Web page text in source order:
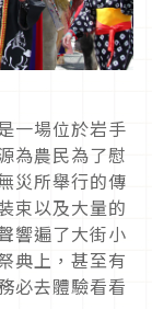
一場位於岩手
為農民為了慰
災所舉行的傳
束以及大量的
響遍了大街小
典上，甚至有
必去體驗看看